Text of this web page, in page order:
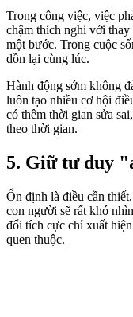
Trong công việc, việc
chậm thích nghi với
một bước. Trong cuộc
dồn lại cùng lúc.
Hành động sớm không
luôn tạo nhiều cơ hội
có thêm thời gian sửa
theo thời gian.
5. Giữ tư duy
Ổn định là điều cần
con người sẽ rất khó
đổi tích cực chỉ xuất
quen thuộc.